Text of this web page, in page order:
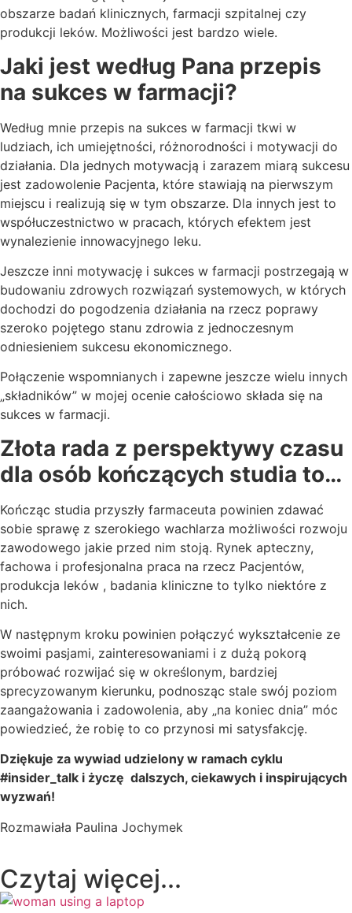
obszarze badań klinicznych, farmacji szpitalnej czy
produkcji leków. Możliwości jest bardzo wiele.
Jaki jest według Pana przepis
na sukces w farmacji?
Według mnie przepis na sukces w farmacji tkwi w
ludziach, ich umiejętności, różnorodności i motywacji do
działania. Dla jednych motywacją i zarazem miarą sukcesu
jest zadowolenie Pacjenta, które stawiają na pierwszym
miejscu i realizują się w tym obszarze. Dla innych jest to
współuczestnictwo w pracach, których efektem jest
wynalezienie innowacyjnego leku.
Jeszcze inni motywację i sukces w farmacji postrzegają w
budowaniu zdrowych rozwiązań systemowych, w których
dochodzi do pogodzenia działania na rzecz poprawy
szeroko pojętego stanu zdrowia z jednoczesnym
odniesieniem sukcesu ekonomicznego.
Połączenie wspomnianych i zapewne jeszcze wielu innych
„składników” w mojej ocenie całościowo składa się na
sukces w farmacji.
Złota rada z perspektywy czasu
dla osób kończących studia to…
Kończąc studia przyszły farmaceuta powinien zdawać
sobie sprawę z szerokiego wachlarza możliwości rozwoju
zawodowego jakie przed nim stoją. Rynek apteczny,
fachowa i profesjonalna praca na rzecz Pacjentów,
produkcja leków , badania kliniczne to tylko niektóre z
nich.
W następnym kroku powinien połączyć wykształcenie ze
swoimi pasjami, zainteresowaniami i z dużą pokorą
próbować rozwijać się w określonym, bardziej
sprecyzowanym kierunku, podnosząc stale swój poziom
zaangażowania i zadowolenia, aby „na koniec dnia” móc
powiedzieć, że robię to co przynosi mi satysfakcję.
Dziękuje za wywiad udzielony w ramach cyklu
#insider_talk i życzę dalszych, ciekawych i inspirujących
wyzwań!
Rozmawiała Paulina Jochymek
Czytaj więcej...